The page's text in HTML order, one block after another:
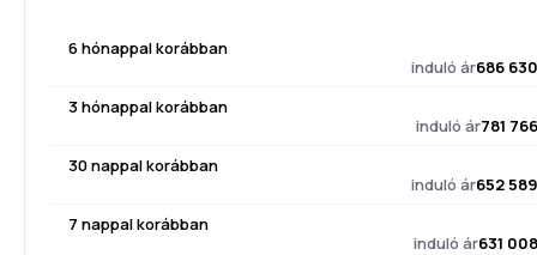
6 hónappal korábban
induló ár686
3 hónappal korábban
induló ár781
30 nappal korábban
induló ár652
7 nappal korábban
induló ár631